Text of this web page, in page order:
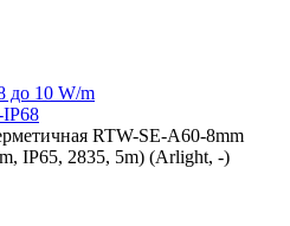
до 10 W/m
RTW-SE-A60-8mm
IP65, 2835, 5m) (Arlight, -)